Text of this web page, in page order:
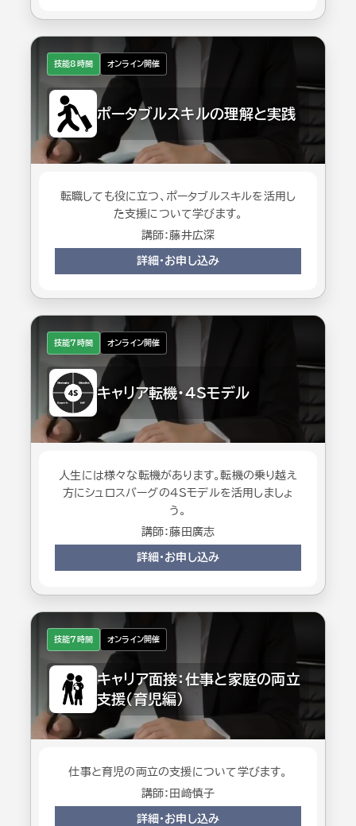
技能8時間 オンライン開催
ポータブルスキルの理解と実践
転職しても役に立つ、ポータブルスキルを活用し
た支援について学びます。
講師：藤井広深
詳細・お申し込み
技能7時間 オンライン開催
キャリア転機・4Sモデル
人生には様々な転機があります。転機の乗り越え
方にシュロスバーグの4Sモデルを活用しましょ
う。
講師：藤田廣志
詳細・お申し込み
技能7時間 オンライン開催
キャリア面接：仕事と家庭の両立
支援（育児編）
仕事と育児の両立の支援について学びます。
講師：田﨑慎子
詳細・お申し込み